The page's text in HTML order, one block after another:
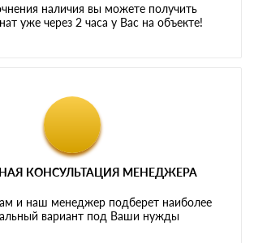
наличия вы можете получить
уже через 2 часа у Вас на объекте!
КОНСУЛЬТАЦИЯ МЕНЕДЖЕРА
и наш менеджер подберет наиболее
вариант под Ваши нужды